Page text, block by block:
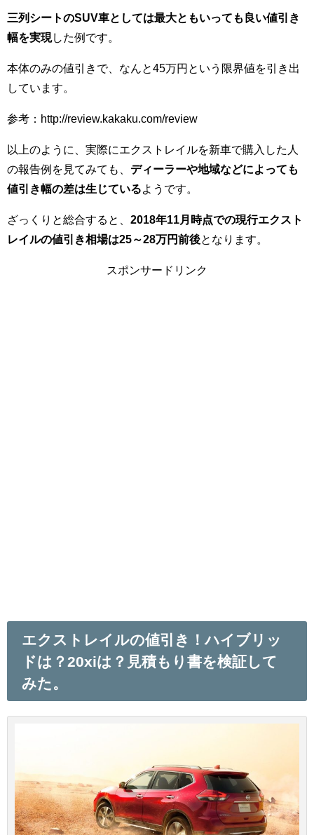
三列シートのSUV車としては最大ともいっても良い値引き
幅を実現 した例です。
本体のみの値引きで、なんと45万円という限界値を引き出
しています。
参考：http://review.kakaku.com/review
以上のように、実際にエクストレイルを新車で購入した人
の報告例を見てみても、 ディーラーや地域などによっても
値引き幅の差は生じている ようです。
ざっくりと総合すると、 2018年11月時点での現行エクスト
レイルの値引き相場は25～28万円前後となります。
スポンサードリンク
エクストレイルの値引き！ハイブリッ
ドは？20xiは？見積もり書を検証して
みた。